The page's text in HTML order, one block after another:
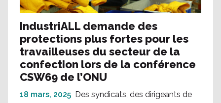
IndustriALL demande des
protections plus fortes pour les
travailleuses du secteur de la
confection lors de la conférence
CSW69 de l’ONU
18 mars, 2025 Des syndicats, des dirigeants de